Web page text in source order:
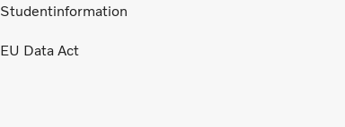
Studentinformation
EU Data Act